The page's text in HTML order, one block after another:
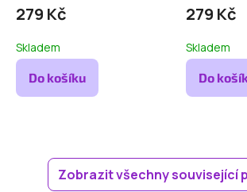
279 Kč
Skladem
Do košíku
279 Kč
Skladem
Do
Zobrazit všechny související